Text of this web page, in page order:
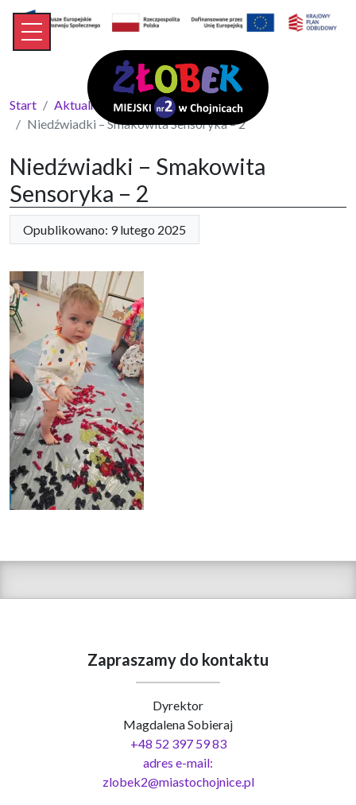
Start
Aktualności
Niedźwiadki – Smakowita Sensoryka – 2
Niedźwiadki – Smakowita
Sensoryka – 2
Opublikowano: 9 lutego 2025
Zapraszamy do kontaktu
Dyrektor
Magdalena Sobieraj
+48 52 397 59 83
adres e-mail:
zlobek2@miastochojnice.pl